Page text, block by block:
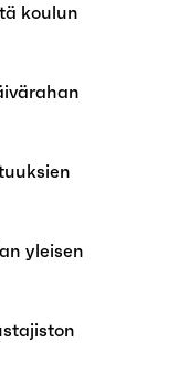
koulun
yleisen